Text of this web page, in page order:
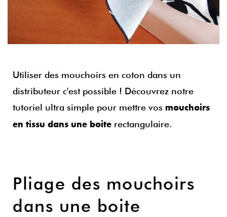
Utiliser des mouchoirs en coton dans un
distributeur c'est possible ! Découvrez notre
tutoriel ultra simple pour mettre vos mouchoirs
en tissu dans une boite rectangulaire.
Pliage des mouchoirs
dans une boite